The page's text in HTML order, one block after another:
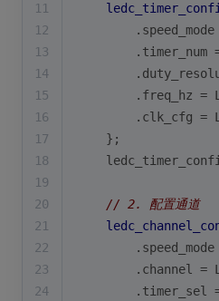
11
12
.speed_mode
13
.timer_num
14
15
.freq_hz =
16
.clk_cfg =
17
    };
18
19
20
// 2. 配置通道
21
22
.speed_mode
23
.channel =
24
.timer_sel